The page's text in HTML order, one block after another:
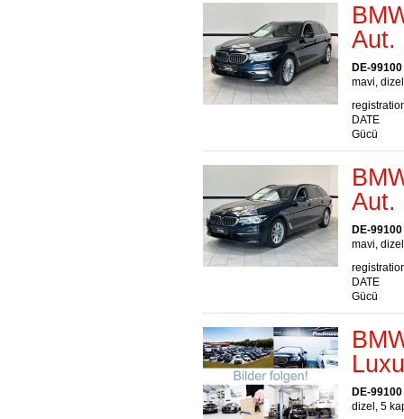
Aut.
DE-
mavi,
DATE
Gücü
Aut.
DE-
mavi,
DATE
Gücü
DE-
dizel, 5